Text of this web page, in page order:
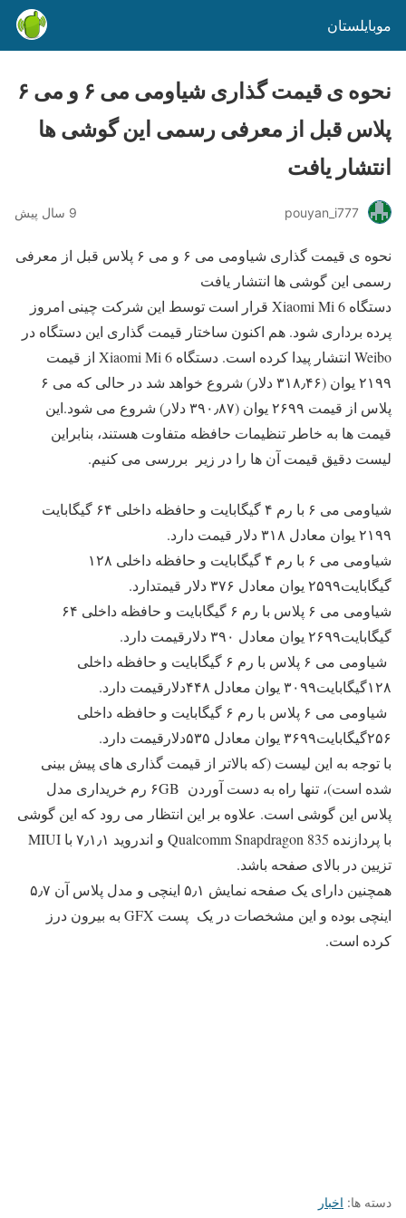
موبایلستان
نحوه ی قیمت گذاری شیاومی می ۶ و می ۶
پلاس قبل از معرفی رسمی این گوشی ها
انتشار یافت
pouyan_i777 9 سال پیش
نحوه ی قیمت گذاری شیاومی می ۶ و می ۶ پلاس قبل از معرفی
رسمی این گوشی ها انتشار یافت
دستگاه Xiaomi Mi 6 قرار است توسط این شرکت چینی امروز
پرده برداری شود. هم اکنون ساختار قیمت گذاری این دستگاه در
Weibo انتشار پیدا کرده است.
دستگاه Xiaomi Mi 6 از قیمت
۲۱۹۹ یوان (۳۱۸٫۴۶ دلار) شروع خواهد شد در حالی که می ۶
پلاس از قیمت ۲۶۹۹ یوان (۳۹۰٫۸۷ دلار) شروع می شود.این
قیمت ها به خاطر تنظیمات حافظه متفاوت هستند، بنابراین
لیست دقیق قیمت آن ها را در زیر بررسی می کنیم.
شیاومی می ۶ با رم ۴ گیگابایت و حافظه داخلی ۶۴ گیگابایت
۲۱۹۹ یوان معادل ۳۱۸ دلار قیمت دارد.
شیاومی می ۶ با رم ۴ گیگابایت و حافظه داخلی ۱۲۸
گیگابایت۲۵۹۹ یوان معادل ۳۷۶ دلار قیمتدارد.
شیاومی می ۶ پلاس با رم ۶ گیگابایت و حافظه داخلی ۶۴
گیگابایت۲۶۹۹ یوان معادل ۳۹۰ دلارقیمت دارد.
شیاومی می ۶ پلاس با رم ۶ گیگابایت و حافظه داخلی
۱۲۸گیگابایت۳۰۹۹ یوان معادل ۴۴۸دلارقیمت دارد.
شیاومی می ۶ پلاس با رم ۶ گیگابایت و حافظه داخلی
۲۵۶گیگابایت۳۶۹۹ یوان معادل ۵۳۵دلارقیمت دارد.
با توجه به این لیست (که بالاتر از قیمت گذاری های پیش بینی
شده است)، تنها راه به دست آوردن ۶GB رم خریداری مدل
پلاس این گوشی است. علاوه بر این انتظار می رود که این گوشی
با پردازنده Qualcomm Snapdragon 835 و اندروید ۷٫۱٫۱ با MIUI
تزیین در بالای صفحه باشد.
همچنین دارای یک صفحه نمایش ۵٫۱ اینچی و مدل پلاس آن ۵٫۷
اینچی بوده و این مشخصات در یک
پست GFX به بیرون درز
کرده است.
دسته ها: اخبار